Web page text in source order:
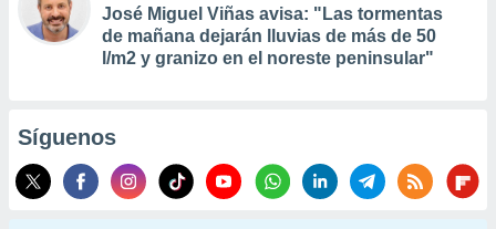
José Miguel Viñas avisa: "Las tormentas
de mañana dejarán lluvias de más de 50
l/m2 y granizo en el noreste peninsular"
Síguenos